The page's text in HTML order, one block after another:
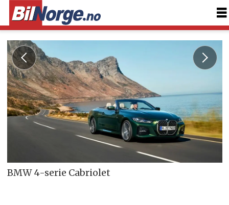
BMW 4-serie Cabriolet